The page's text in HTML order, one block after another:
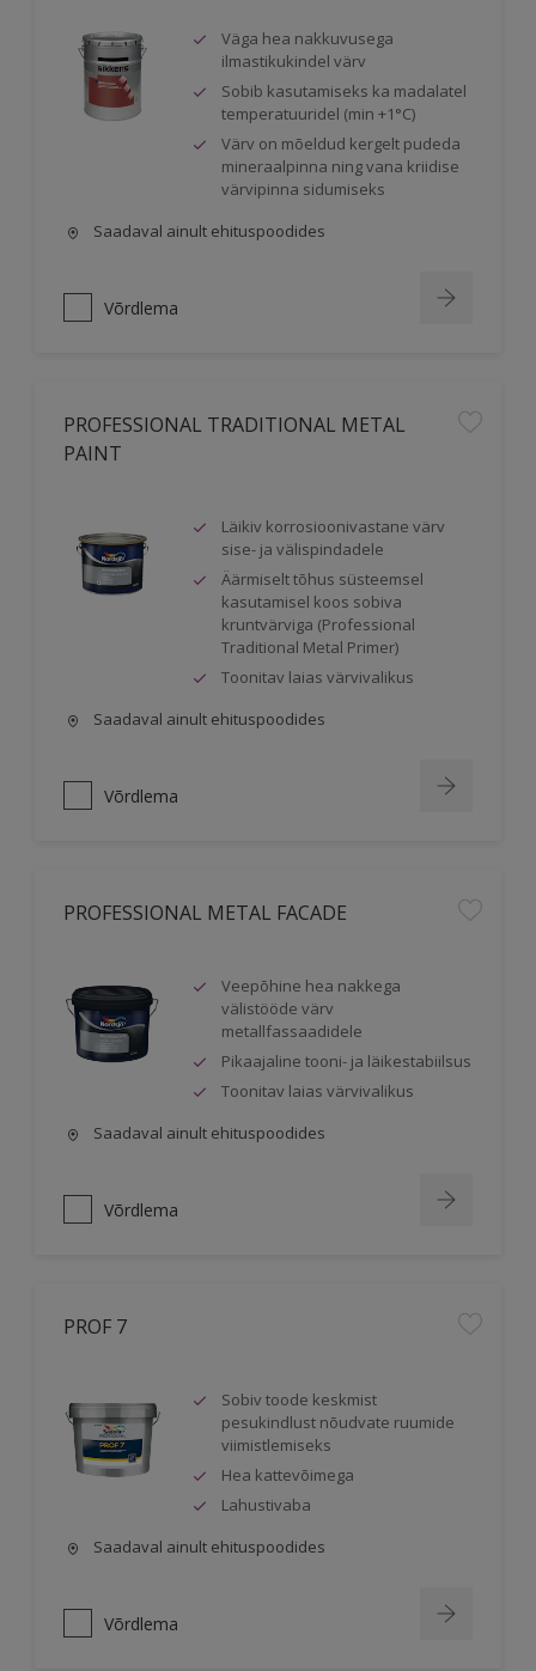
Väga hea nakkuvusega
ilmastikukindel värv
Sobib kasutamiseks ka madalatel
temperatuuridel (min +1°C)
Värv on mõeldud kergelt pudeda
mineraalpinna ning vana kriidise
värvipinna sidumiseks
Saadaval ainult ehituspoodides
Võrdlema
PROFESSIONAL TRADITIONAL METAL
PAINT
Läikiv korrosioonivastane värv
sise- ja välispindadele
Äärmiselt tõhus süsteemsel
kasutamisel koos sobiva
kruntvärviga (Professional
Traditional Metal Primer)
Toonitav laias värvivalikus
Saadaval ainult ehituspoodides
Võrdlema
PROFESSIONAL METAL FACADE
Veepõhine hea nakkega
välistööde värv
metallfassaadidele
Pikaajaline tooni- ja läikestabiilsus
Toonitav laias värvivalikus
Saadaval ainult ehituspoodides
Võrdlema
PROF 7
Sobiv toode keskmist
pesukindlust nõudvate ruumide
viimistlemiseks
Hea kattevõimega
Lahustivaba
Saadaval ainult ehituspoodides
Võrdlema